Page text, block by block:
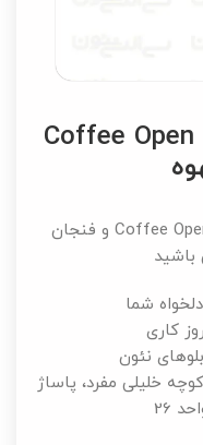
تابلو نئون طرح نوشته Coffee Open
برای خرید تابلو نئون طرح نوشته Coffee Open و فنجان
باشید
شما
نئون
خلیلی مفرد، پاساژ
26